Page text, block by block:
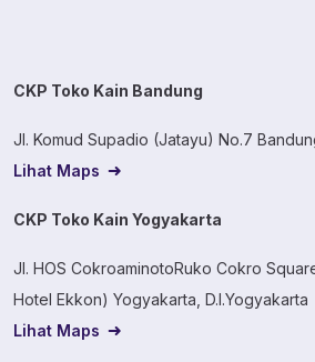
CKP Toko Kain Bandung
Jl. Komud Supadio (Jatayu) No.7
Lihat Maps
CKP Toko Kain Yogyakarta
Jl. HOS CokroaminotoRuko Cokro
Hotel Ekkon) Yogyakarta, D.I.Yogyakarta
Lihat Maps